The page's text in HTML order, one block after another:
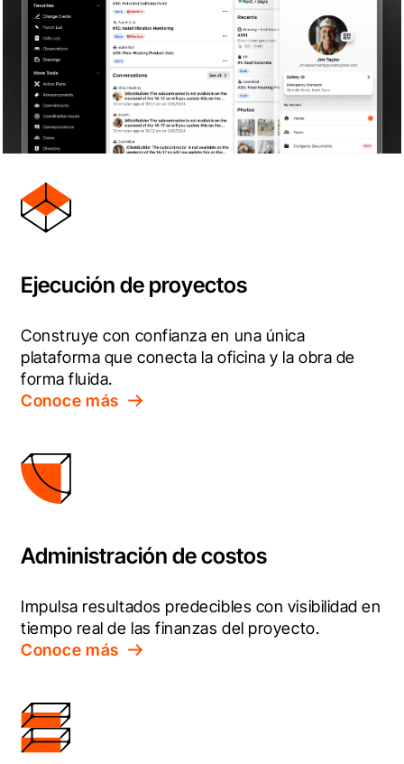
Ejecución de proyectos
Construye con confianza en una única
plataforma que conecta la oficina y la obra de
forma fluida.
Conoce más
Administración de costos
Impulsa resultados predecibles con visibilidad en
tiempo real de las finanzas del proyecto.
Conoce más